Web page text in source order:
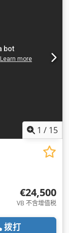
1 / 15
€24,500
VB 不含增值税
拨打